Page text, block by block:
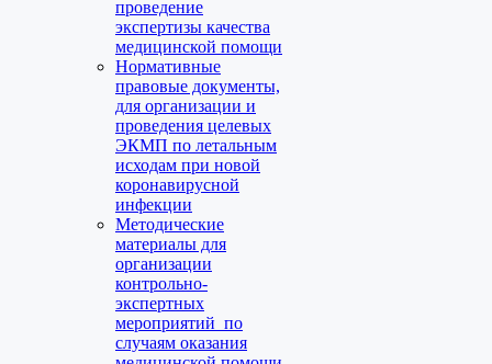
проведение
экспертизы качества
медицинской помощи
Нормативные
правовые документы,
для организации и
проведения целевых
ЭКМП по летальным
исходам при новой
коронавирусной
инфекции
Методические
материалы для
организации
контрольно-
экспертных
мероприятий по
случаям оказания